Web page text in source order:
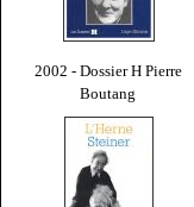
2002 - Dossier H Pierre
Boutang